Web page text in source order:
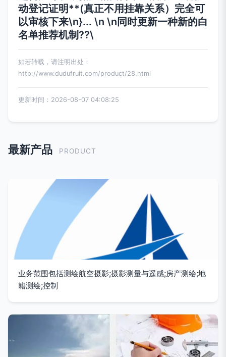
动登记证明**(真正不用挂靠关系）完全可
以审核下来\n}... \n \n同时更新一种新的白
名单推荐机制??\
如若转载，请注明出处：
http://www.dudufruit.com/product/28.html
更新时间：2026-08-07 04:08:25
最新产品 PRODUCT
业务范围包括测绘航空摄影;摄影测量与遥感;房产测绘;地
籍测绘;控制